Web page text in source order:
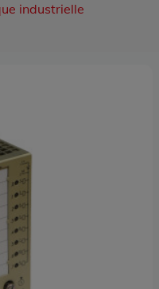
industrielle